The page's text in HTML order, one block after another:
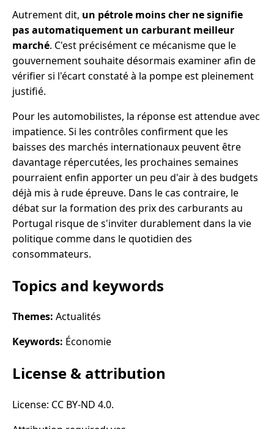
Autrement dit, un pétrole moins cher ne signifie
pas automatiquement un carburant meilleur
marché. C'est précisément ce mécanisme que le
gouvernement souhaite désormais examiner afin de
vérifier si l'écart constaté à la pompe est pleinement
justifié.
Pour les automobilistes, la réponse est attendue avec
impatience. Si les contrôles confirment que les
baisses des marchés internationaux peuvent être
davantage répercutées, les prochaines semaines
pourraient enfin apporter un peu d'air à des budgets
déjà mis à rude épreuve. Dans le cas contraire, le
débat sur la formation des prix des carburants au
Portugal risque de s'inviter durablement dans la vie
politique comme dans le quotidien des
consommateurs.
Topics and keywords
Themes: Actualités
Keywords: Économie
License & attribution
License: CC BY-ND 4.0.